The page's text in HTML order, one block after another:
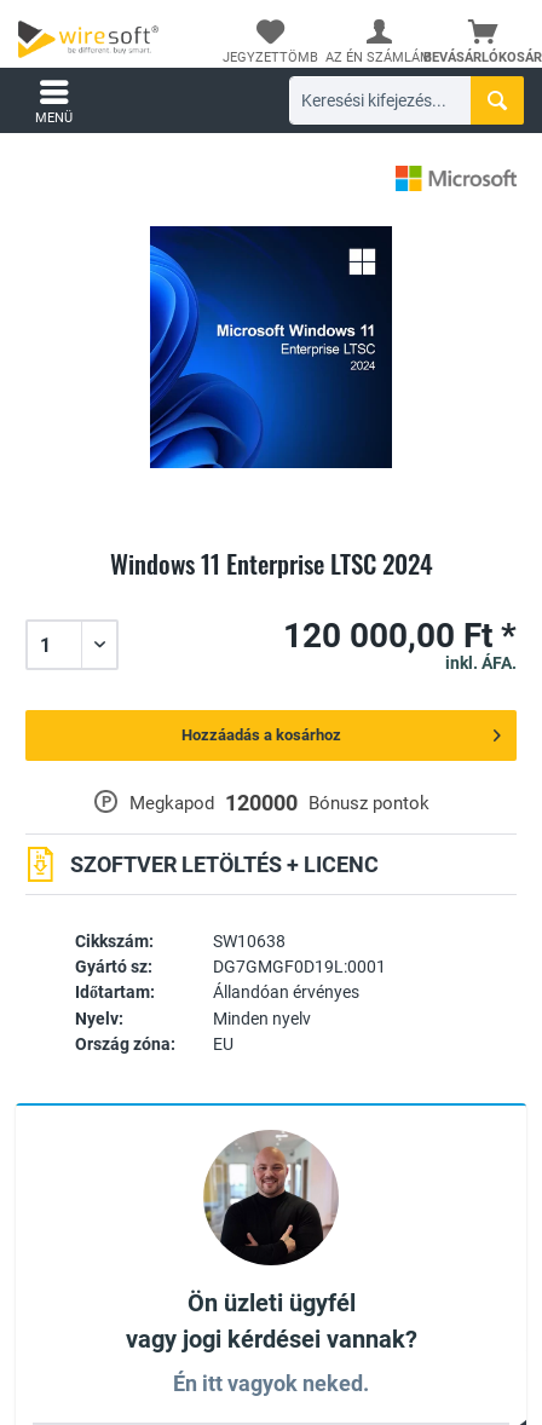
BEVÁSÁRLÓKOSÁR
JEGYZETTÖMB AZ ÉN SZÁMLÁM
MENÜ
Windows 11 Enterprise LTSC 2024
Cikkszám:
SW10638
Gyártó sz:
DG7GMGF0D19L:0001
Időtartam:
Állandóan érvényes
Nyelv:
Minden nyelv
Ország zóna:
EU
P Megkapod 120000 Bónusz pontok
SZOFTVER LETÖLTÉS + LICENC
120 000,00 Ft *
inkl. ÁFA.
Hozzáadás a kosárhoz
Ön üzleti ügyfél
vagy jogi kérdései vannak?
Én itt vagyok neked.